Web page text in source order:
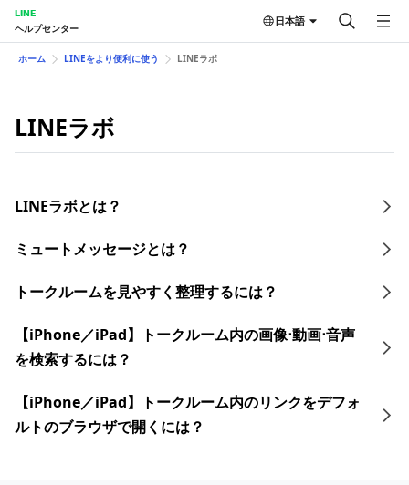
LINE
ヘルプセンター
日本語
ホーム LINEをより便利に使う LINEラボ
LINEラボ
LINEラボとは？
ミュートメッセージとは？
トークルームを見やすく整理するには？
【iPhone／iPad】トークルーム内の画像⋅動画⋅音声
を検索するには？
【iPhone／iPad】トークルーム内のリンクをデフォ
ルトのブラウザで開くには？